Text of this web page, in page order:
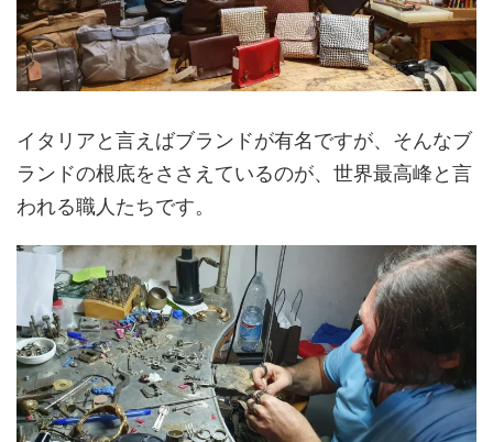
イタリアと言えばブランドが有名ですが、そんなブ
ランドの根底をささえているのが、世界最高峰と言
われる職人たちです。